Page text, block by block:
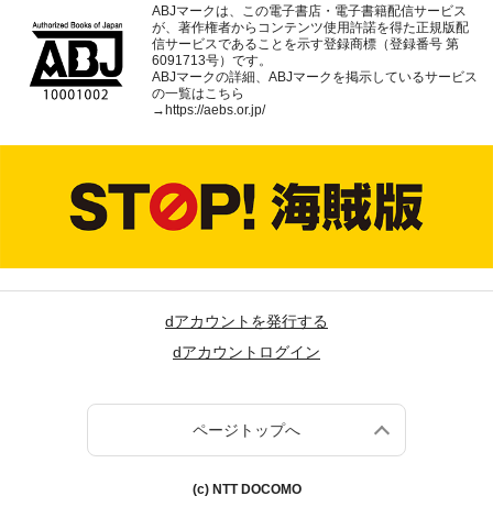
ABJマークは、この電子書店・電子書籍配信サービス
が、著作権者からコンテンツ使用許諾を得た正規版配
信サービスであることを示す登録商標（登録番号 第
6091713号）です。
ABJマークの詳細、ABJマークを掲示しているサービス
の一覧はこちら
→ https://aebs.or.jp/
dアカウントを発行する
dアカウントログイン
ページトップへ
(c) NTT DOCOMO